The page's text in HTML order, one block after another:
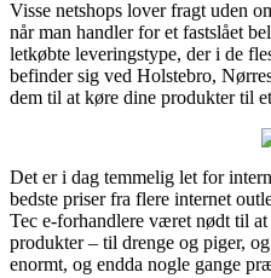
Visse netshops lover fragt uden
når man handler for et fastslået
letkøbte leveringstype, der i de
befinder sig ved Holstebro,
dem til at køre dine produkter til
Det er i dag temmelig let for
bedste priser fra flere internet
Tec e-forhandlere været nødt til at
produkter – til drenge og piger,
enormt, og endda nogle gange